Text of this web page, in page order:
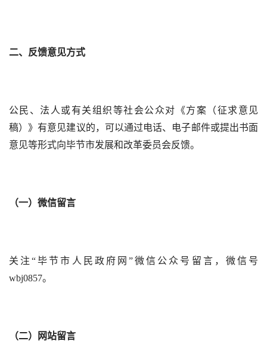
二、反馈意见方式
公民、法人或有关组织等社会公众对《方案（征求意见
稿）》有意见建议的，可以通过电话、电子邮件或提出书面
意见等形式向毕节市发展和改革委员会反馈。
（一）微信留言
关注“毕节市人民政府网”微信公众号留言，微信号
wbj0857。
（二）网站留言